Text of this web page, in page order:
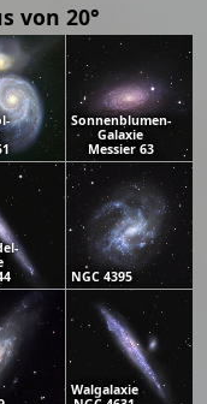
von 20°
Sonnenblumen-
Galaxie
Messier 63
NGC 4395
Walgalaxie